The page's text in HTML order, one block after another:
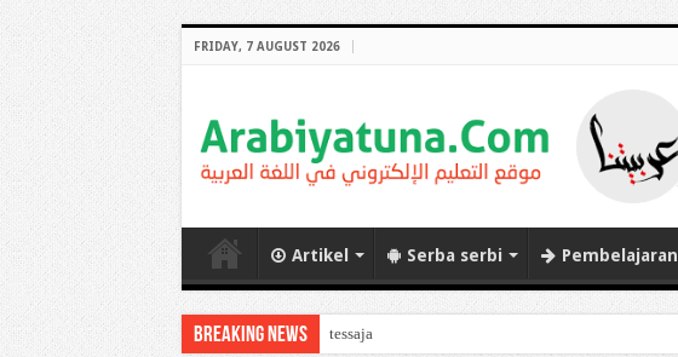
FRIDAY, 7 AUGUST 2026
Artikel Serba serbi Pembelajaran
Breaking News Arabic Thematic Immersi